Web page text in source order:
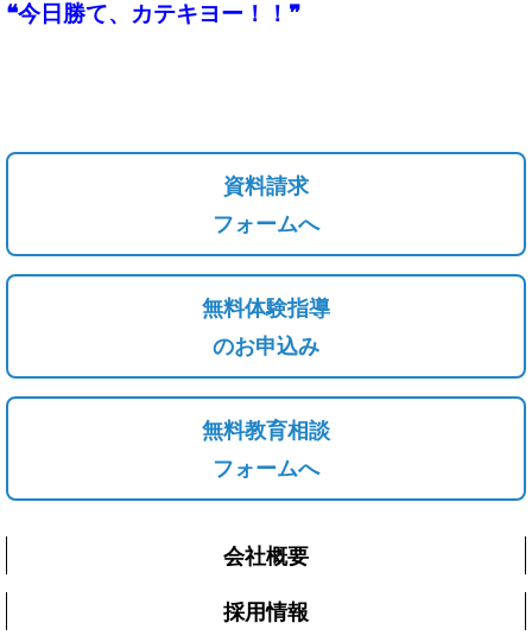
❝今日勝て、カテキヨー！！❞
資料請求
フォームへ
無料体験指導
のお申込み
無料教育相談
フォームへ
会社概要
採用情報